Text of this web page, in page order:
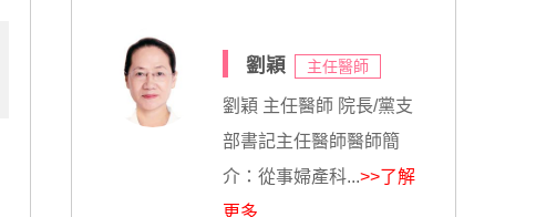
劉穎 主任醫師
劉穎 主任醫師 院長/黨支
部書記主任醫師醫師簡
介：從事婦產科...>>了解
更多